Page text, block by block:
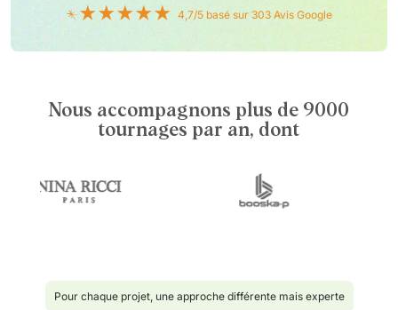
★★★★★ 4,7/5 basé sur 303 Avis Google
Nous accompagnons plus de 9000
tournages par an, dont
Pour chaque projet, une approche différente mais experte